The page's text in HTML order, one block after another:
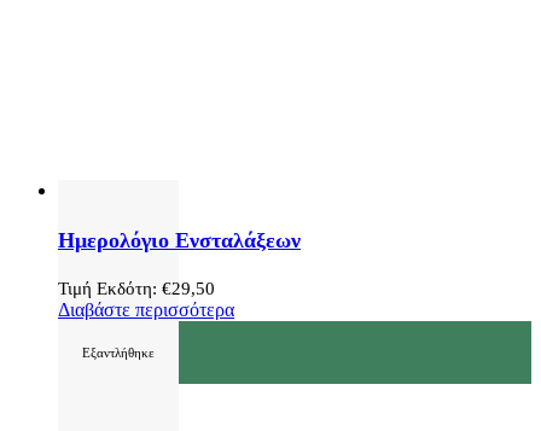
Ημερολόγιο Ενσταλάξεων
Τιμή Εκδότη: €29,50
Διαβάστε περισσότερα
Εξαντλήθηκε